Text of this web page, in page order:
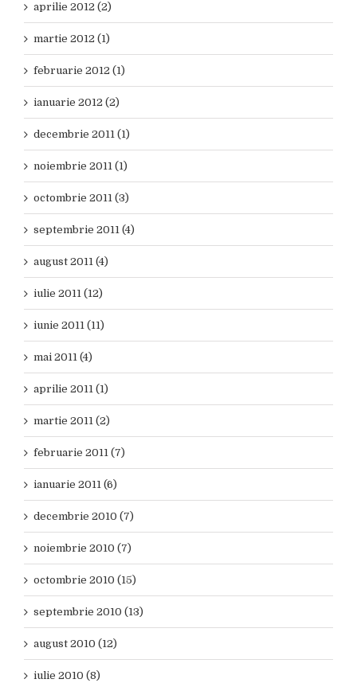
aprilie 2012 (2)
martie 2012 (1)
februarie 2012 (1)
ianuarie 2012 (2)
decembrie 2011 (1)
noiembrie 2011 (1)
octombrie 2011 (3)
septembrie 2011 (4)
august 2011 (4)
iulie 2011 (12)
iunie 2011 (11)
mai 2011 (4)
aprilie 2011 (1)
martie 2011 (2)
februarie 2011 (7)
ianuarie 2011 (6)
decembrie 2010 (7)
noiembrie 2010 (7)
octombrie 2010 (15)
septembrie 2010 (13)
august 2010 (12)
iulie 2010 (8)